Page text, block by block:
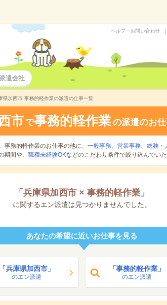
ヘルプ・お問い合わせ
遣会社
県加西市 事務的軽作業の派遣の仕事一覧
市 で事務的軽作業の派遣のお
務的軽作業のお仕事の他に、 一般事務、 営業事務、 総務・
期間や、 職種未経験OKなどのこだわり条件で絞り込んでいた
「 兵庫県加西市 × 事務的軽作業 」
に関するエン派遣は見つかりませんでした。
あなたの希望に近いお仕事を見る
「兵庫県加西市」
のエン派遣
「事務的軽作業」
のエン派遣